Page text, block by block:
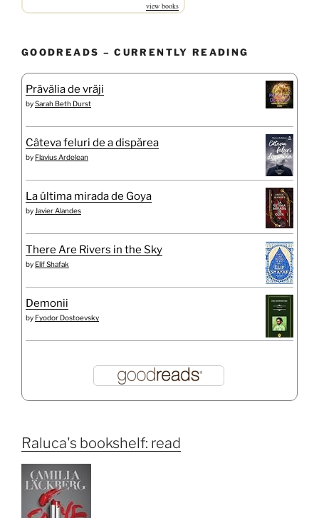
view books
GOODREADS – CURRENTLY READING
Prăvălia de vrăji
bySarah Beth Durst
Câteva feluri de a dispărea
by Flavius Ardelean
La última mirada de Goya
by Javier Alandes
There Are Rivers in the Sky
by Elif Shafak
Demonii
by Fyodor Dostoevsky
Raluca's bookshelf: read